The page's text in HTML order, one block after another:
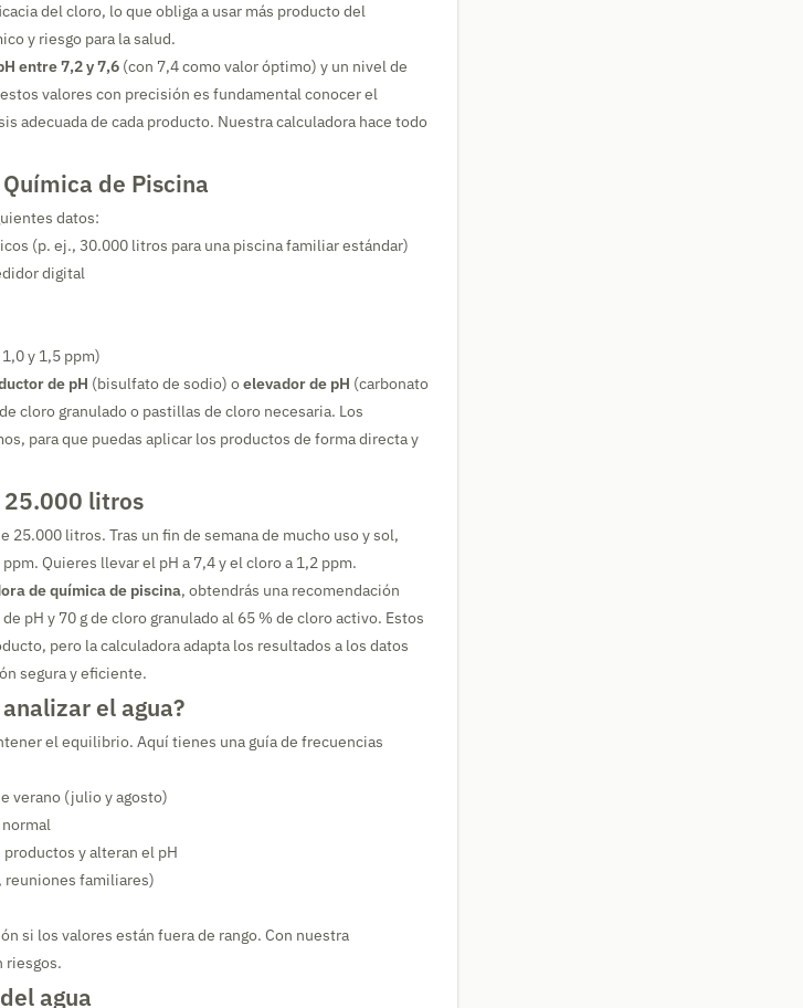
del cloro, lo que obliga a usar más producto del
y riesgo para la salud.
entre 7,2 y 7,6 (con 7,4 como valor óptimo) y un nivel de
estos valores con precisión es fundamental conocer el
adecuada de cada producto. Nuestra calculadora hace todo
de Piscina
datos:
(p. ej., 30.000 litros para una piscina familiar estándar)
digital
y 1,5 ppm)
de pH (bisulfato de sodio) oelevador de pH (carbonato
cloro granulado o pastillas de cloro necesaria. Los
para que puedas aplicar los productos de forma directa y
litros
25.000 litros. Tras un fin de semana de mucho uso y sol,
Quieres llevar el pH a 7,4 y el cloro a 1,2 ppm.
de química de piscina, obtendrás una recomendación
pH y 70 g de cloro granulado al 65 % de cloro activo. Estos
pero la calculadora adapta los resultados a los datos
segura y eficiente.
el agua?
el equilibrio. Aquí tienes una guía de frecuencias
verano (julio y agosto)
y alteran el pH
reuniones familiares)
si los valores están fuera de rango. Con nuestra
riesgos.
agua